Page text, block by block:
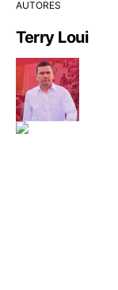
AUTORES
Terry Loui